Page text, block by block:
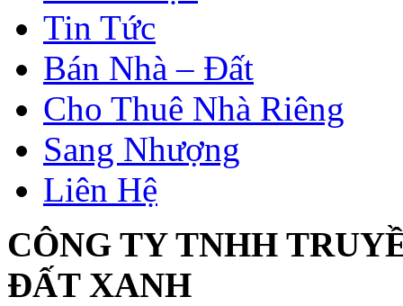
Tin Tức
Bán Nhà – Đất
Cho Thuê Nhà Riêng
Sang Nhượng
Liên Hệ
CÔNG TY TNHH
ĐẤT XANH